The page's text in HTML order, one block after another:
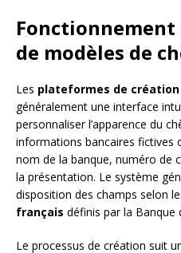
Fonctionnement
de modèles de
Les plateformes de création
généralement une interface
personnaliser l’apparence du
informations bancaires fictives
nom de la banque, numéro de
la présentation. Le système
disposition des champs selon
français définis par la Banque
Le processus de création suit